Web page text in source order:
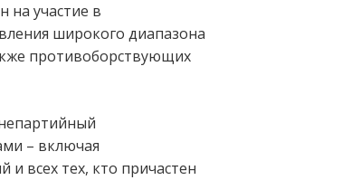
на участие в
широкого диапазона
противоборствующих
– включая
всех тех, кто причастен